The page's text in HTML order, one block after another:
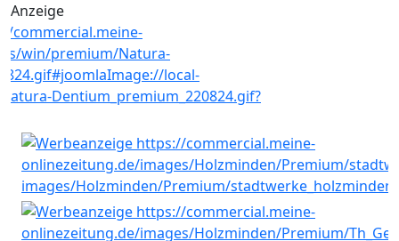
Anzeige